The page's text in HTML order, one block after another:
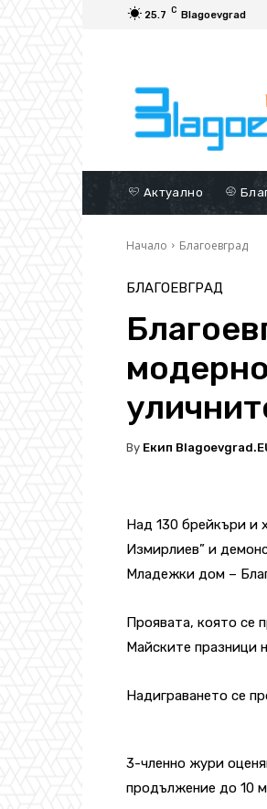
25.7 C Blagoevgrad
Актуално
Начало Благоевград
БЛАГОЕВГРАД
By Екип
Над 130 брейкъри и
Измирлиев” и
Младежки дом –
Проявата, която се
Майските празници
Надиграването се
3-членно жури
продължение до 10